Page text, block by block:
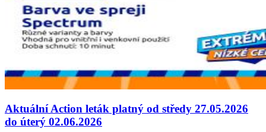
Aktuální Action leták platný od středy 27.05.2026
do úterý 02.06.2026